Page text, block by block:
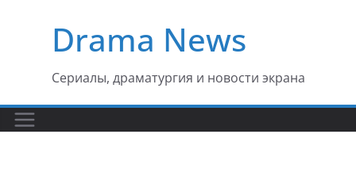
содержимомуDrama News
Сериалы, драматургия и новости экрана